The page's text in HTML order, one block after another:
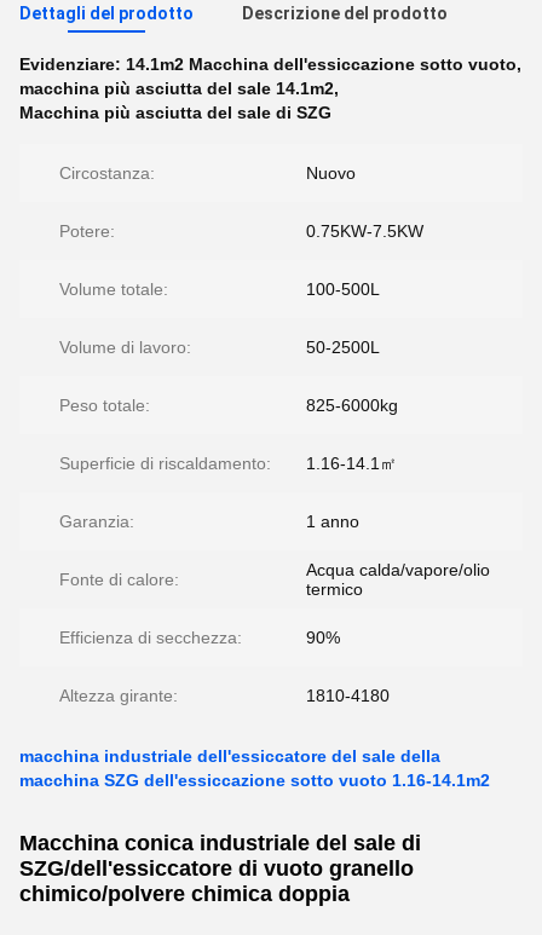
Dettagli del prodotto Descrizione del prodotto
Evidenziare: 14.1m2 Macchina dell'essiccazione sotto vuoto,
macchina più asciutta del sale 14.1m2,
Macchina più asciutta del sale di SZG
Circostanza: Nuovo
Potere: 0.75KW-7.5KW
Volume totale: 100-500L
Volume di lavoro: 50-2500L
Peso totale: 825-6000kg
Superficie di riscaldamento: 1.16-14.1㎡
Garanzia: 1 anno
Fonte di calore:
Acqua calda/vapore/olio
termico
Efficienza di secchezza: 90%
Altezza girante: 1810-4180
macchina industriale dell'essiccatore del sale della
macchina SZG dell'essiccazione sotto vuoto 1.16-14.1m2
Macchina conica industriale del sale di
SZG/dell'essiccatore di vuoto granello
chimico/polvere chimica doppia